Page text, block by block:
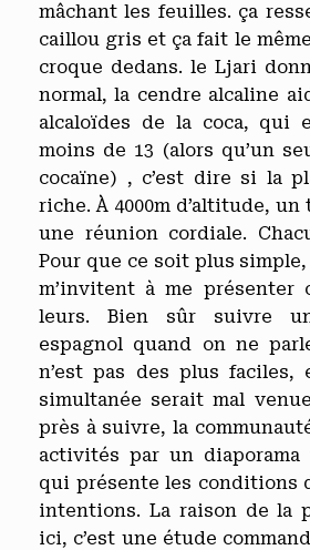
mâchant les feuilles. ça
caillou gris et ça fait le
croque dedans. le Ljari
normal, la cendre alcaline
alcaloïdes de la coca, qui
moins de 13 (alors qu’un
cocaïne) , c’est dire si la
riche. À 4000m d’altitude,
une réunion cordiale.
Pour que ce soit plus simple,
m’invitent à me présenter
leurs. Bien sûr suivre
espagnol quand on ne
n’est pas des plus
simultanée serait mal
près à suivre, la
activités par un
qui présente les conditions
intentions. La raison de la
ici, c’est une étude